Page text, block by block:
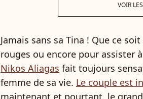
VOIR
Jamais sans sa Tina ! Que ce
rouges ou encore pour assister
Nikos Aliagas fait toujours
femme de sa vie. Le couple est
maintenant et pourtant, le